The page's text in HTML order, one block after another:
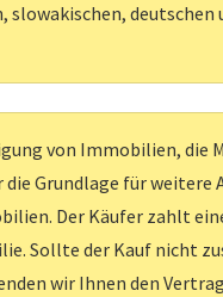
slowakischen,
von Immobilien,
Grundlage für
Der Käufer zahlt
Sollte der Kauf nicht
wir Ihnen den